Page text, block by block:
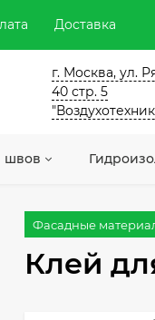
Доставка
г. Москва, ул.
40 стр. 5
швов
Фасадные
Клей